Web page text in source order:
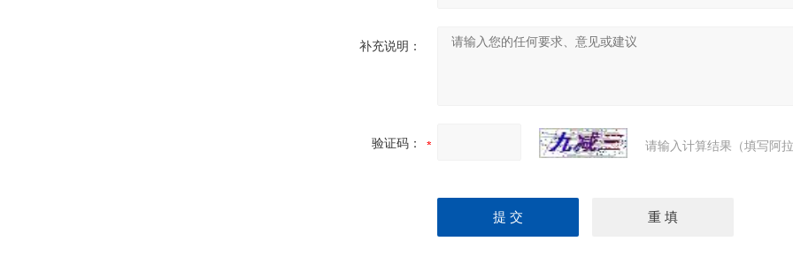
补充说明：
验证码： 请输入计算结果（填写阿